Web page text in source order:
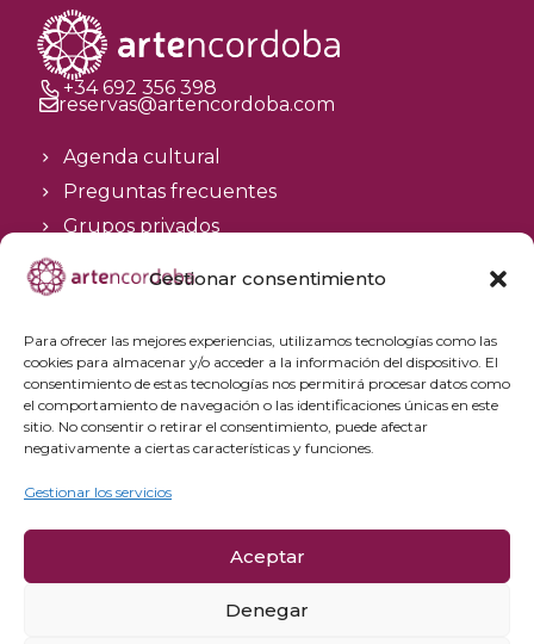
Gestionar consentimiento
Para ofrecer las mejores experiencias, utilizamos tecnologías como las
cookies para almacenar y/o acceder a la información del dispositivo. El
consentimiento de estas tecnologías nos permitirá procesar datos como
el comportamiento de navegación o las identificaciones únicas en este
sitio. No consentir o retirar el consentimiento, puede afectar
negativamente a ciertas características y funciones.
Gestionar los servicios
Aceptar
Denegar
+34 692 356 398
reservas@artencordoba.com
Agenda cultural
Preguntas frecuentes
Grupos privados
Política de cookies
Aviso Legal y condiciones de compra
Política de cancelación